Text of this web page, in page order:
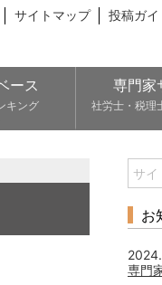
サイトマップ 投稿ガイ
ース
キング
専門家
社労士・税理
お
専門